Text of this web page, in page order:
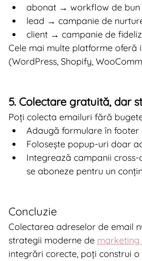
abonat → workflow de bun
lead → campanie de
client → campanie de
Cele mai multe platforme oferă
(WordPress, Shopify,
5. Colectare gratuită, dar
Poți colecta emailuri fără
Adaugă formulare în footer
Folosește popup-uri doar
Integrează campanii
se aboneze pentru un
Concluzie
Colectarea adreselor de email
strategii moderne de marketing
integrări corecte, poți construi